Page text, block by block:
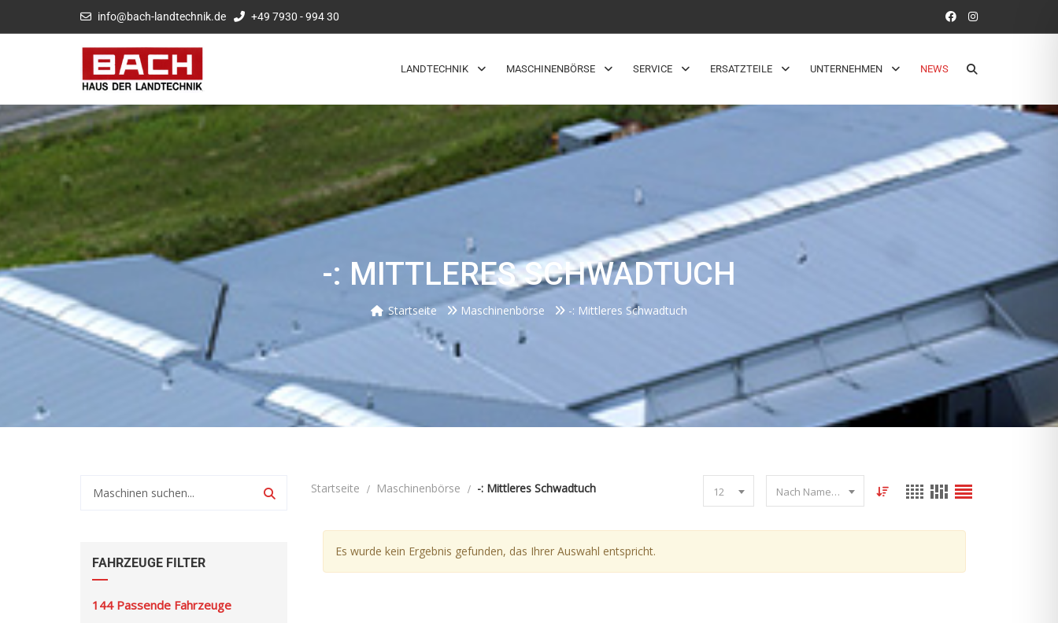
info@bach-landtechnik.de +49 7930 - 994 30
LANDTECHNIK MASCHINENBÖRSE SERVICE ERSATZTEILE UNTERNEHMEN NEWS
-: MITTLERES SCHWADTUCH
Startseite Maschinenbörse -: Mittleres Schwadtuch
FAHRZEUGE FILTER
144 Passende Fahrzeuge
Startseite Maschinenbörse -: Mittleres Schwadtuch 12 Nach Name sortieren
Es wurde kein Ergebnis gefunden, das Ihrer Auswahl entspricht.